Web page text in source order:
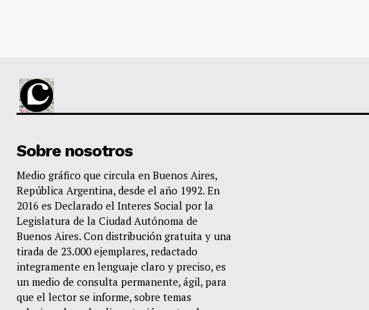
Sobre nosotros
Medio gráfico que circula en Buenos Aires,
República Argentina, desde el año 1992. En
2016 es Declarado el Interes Social por la
Legislatura de la Ciudad Autónoma de
Buenos Aires. Con distribución gratuita y una
tirada de 23.000 ejemplares, redactado
integramente en lenguaje claro y preciso, es
un medio de consulta permanente, ágil, para
que el lector se informe, sobre temas